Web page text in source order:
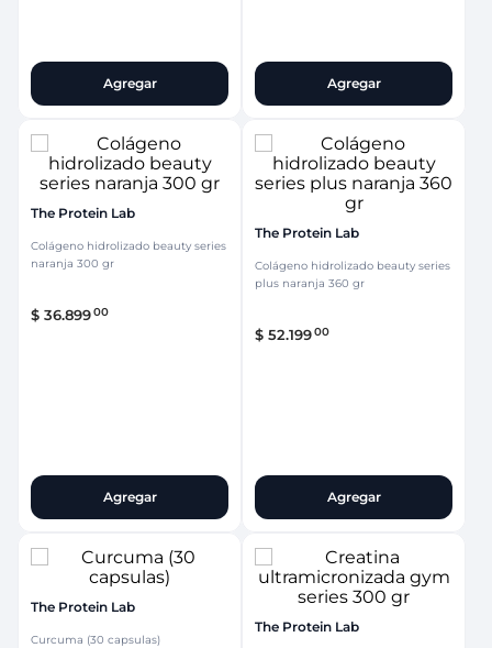
Agregar Agregar
The Protein Lab
Colágeno hidrolizado beauty series
naranja 300 gr
$ 36.89900
Agregar
The Protein Lab
Colágeno hidrolizado beauty series
plus naranja 360 gr
$ 52.19900
Agregar
The Protein Lab
Curcuma (30 capsulas)
The Protein Lab